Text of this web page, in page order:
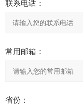
联系电话：
常用邮箱：
省份：